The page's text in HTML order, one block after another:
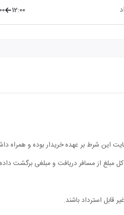
12:00
این شرط بر عهده خریدار بوده و همراه
کل مبلغ از مسافر دریافت و مبلغی برگشت
قابل استرداد باشند.